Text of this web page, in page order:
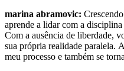
marina abramovic:
aprende a lidar com a
Com a ausência de liberdade,
sua própria realidade paralela.
meu processo e também se